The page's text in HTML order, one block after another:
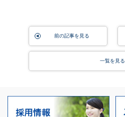
前の記事を見る
一覧を見る